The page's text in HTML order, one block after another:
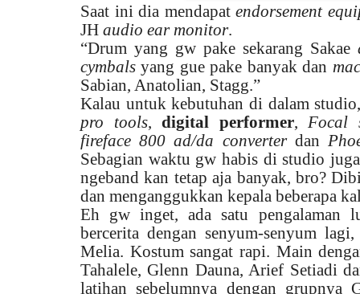
Saat ini dia mendapatendorsement
JH audio ear monitor.
“Drum yang gw pake sekarang Sakae
cymbals yang gue pake banyak dan
Sabian, Anatolian, Stagg.”
Kalau untuk kebutuhan di dalam
pro tools,digital performer, Focal
fireface 800 ad/da converterdan
Sebagian waktu gw habis di studio
ngeband kan tetap aja banyak, bro?
dan menganggukkan kepala beberapa
Eh gw inget, ada satu pengalaman
bercerita dengan senyum-senyum
Melia. Kostum sangat rapi. Main
Tahalele, Glenn Dauna, Arief Setiadi
latihan sebelumnya dengan grupnya